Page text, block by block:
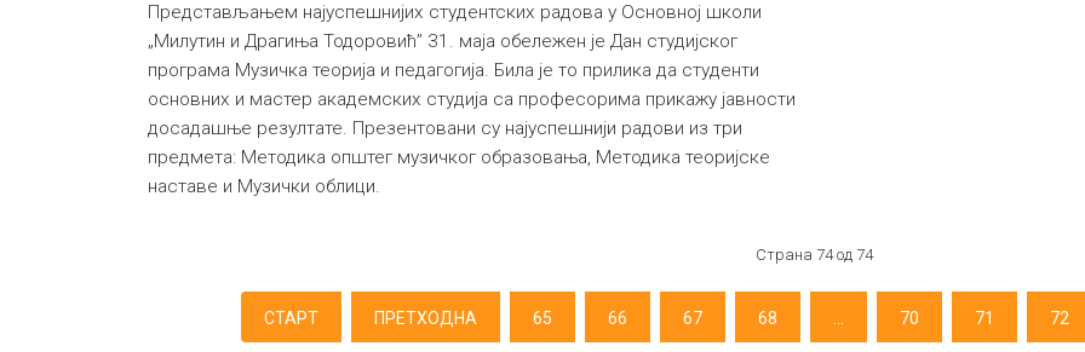
Представљањем најуспешнијих студентских радова у Основној школи
„Милутин и Драгиња Тодоровић” 31. маја обележен је Дан студијског
програма Музичка теорија и педагогија. Била је то прилика да студенти
основних и мастер академских студија са професорима прикажу јавности
досадашње резултате. Презентовани су најуспешнији радови из три
предмета: Методика општег музичког образовања, Методика теоријске
наставе и Музички облици.
Страна 74 од 74
СТАРТ ПРЕТХОДНА 65 66 67 68 70 71 72